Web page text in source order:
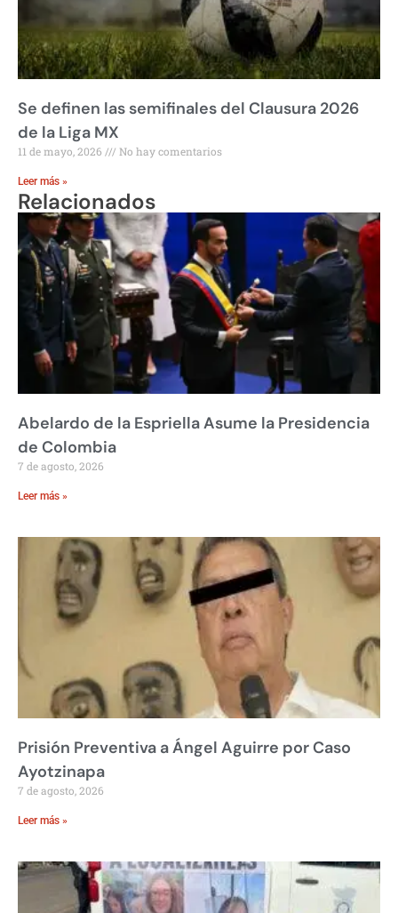
Se definen las semifinales del Clausura 2026
de la Liga MX
11 de mayo, 2026 No hay comentarios
Leer más »
Relacionados
Abelardo de la Espriella Asume la Presidencia
de Colombia
7 de agosto, 2026
Leer más »
Prisión Preventiva a Ángel Aguirre por Caso
Ayotzinapa
7 de agosto, 2026
Leer más »